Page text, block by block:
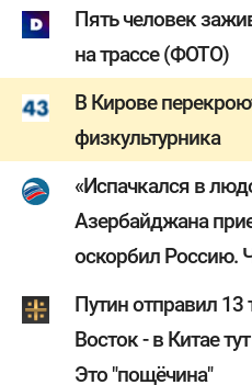
Пять человек
на трассе (ФОТО)
В Кирове
физкультурника
«Испачкался в
Азербайджана
оскорбил Россию.
Путин отправил
Восток - в Китае
Это "пощёчина"